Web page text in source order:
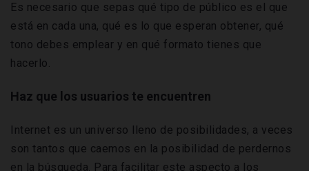
Es necesario que sepas qué tipo de público es el que
está en cada una, qué es lo que esperan obtener, qué
tono debes emplear y en qué formato tienes que
hacerlo.
Haz que los usuarios te encuentren
Internet es un universo lleno de posibilidades, a veces
son tantos que caemos en la posibilidad de perdernos
en la búsqueda. Para facilitar este aspecto a los